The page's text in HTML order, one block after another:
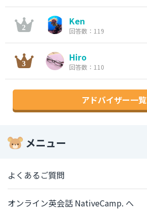
Ken
回答数：119
Hiro
回答数：110
アドバイザー一覧
メニュー
よくあるご質問
オンライン英会話 NativeCamp. へ